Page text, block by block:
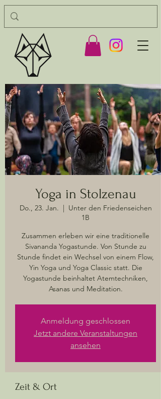
Yoga in Stolzenau
Do., 23. Jan.
  |
Unter den Friedenseichen
1B
Zusammen erleben wir eine traditionelle
Sivananda Yogastunde. Von Stunde zu
Stunde findet ein Wechsel von einem Flow,
Yin Yoga und Yoga Classic statt. Die
Yogastunde beinhaltet Atemtechniken,
Asanas und Meditation.
Anmeldung geschlossen
Jetzt andere Veranstaltungen
ansehen
Zeit & Ort